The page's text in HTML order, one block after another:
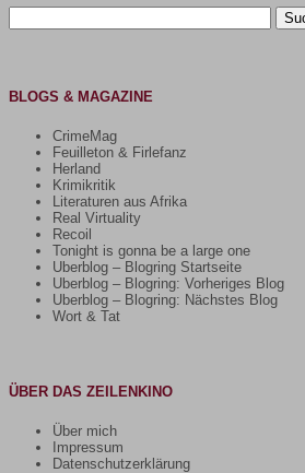
Suchen
nach:
BLOGS & MAGAZINE
CrimeMag
Feuilleton & Firlefanz
Herland
Krimikritik
Literaturen aus Afrika
Real Virtuality
Recoil
Tonight is gonna be a large one
Uberblog – Blogring Startseite
Uberblog – Blogring: Vorheriges Blog
Uberblog – Blogring: Nächstes Blog
Wort & Tat
ÜBER DAS ZEILENKINO
Über mich
Impressum
Datenschutzerklärung